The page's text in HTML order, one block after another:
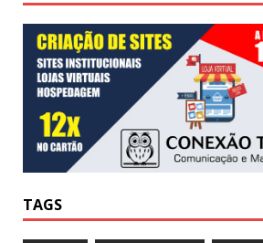
TAGS